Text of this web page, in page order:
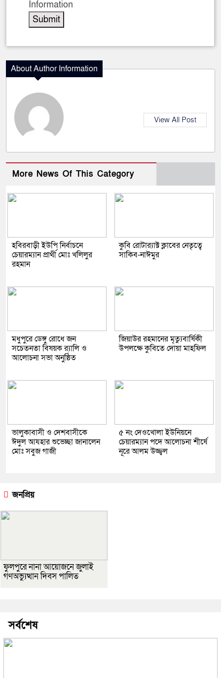
Information
About Author Information
View All Post
More News Of This Category
হবিরবাড়ী ইউপি নির্বাচনে
চেয়ারম্যান প্রার্থী মোঃ খলিলুর
রহমান
কুবি রোটার‍্যাক্ট ক্লাবের নেতৃত্বে
সাকিব-নাঈমুর
মধুপুরে ডেঙ্গু রোধে জন
সচেতনতা বিষয়ক র‍্যালি ও
আলোচনা সভা অনুষ্ঠিত
জিয়াউর রহমানের মৃত্যুবার্ষিকী
উপলক্ষে কুবিতে দোয়া মাহফিল
ভালুকাবাসী ও দেশবাসীকে
ঈদুল আযহার শুভেচ্ছা জানালেন
মোঃ সবুজ গাজী
৫ নং দেওখোলা ইউনিয়নে
চেয়ারম্যান পদে আলোচনা শীর্ষে
নূরে আলম উজ্জ্বল
জনপ্রিয়
ফুলপুরে নানা আয়োজনে জুলাই
গণঅভ্যুত্থান দিবস পালিত
সর্বশেষ